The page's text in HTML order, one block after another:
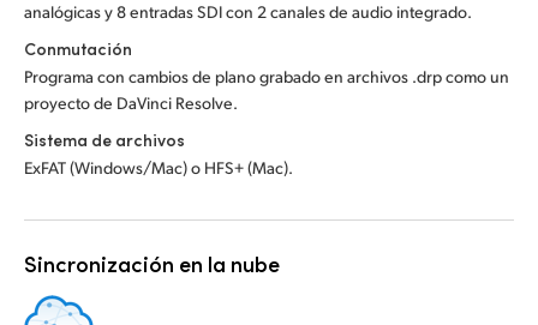
analógicas y 8 entradas SDI con 2 canales de audio integrado.
Conmutación
Programa con cambios de plano grabado en archivos .drp como un
proyecto de DaVinci Resolve.
Sistema de archivos
ExFAT (Windows/Mac) o HFS+ (Mac).
Sincronización en la nube